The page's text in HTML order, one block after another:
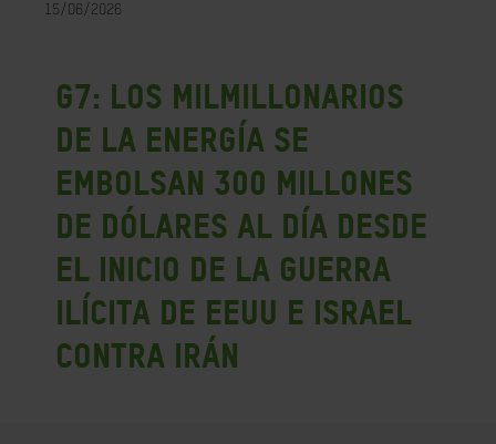
15/06/2026
G7: Los milmillonarios
de la energía se
embolsan 300 millones
de dólares al día desde
el inicio de la guerra
ilícita de EEUU e Israel
contra Irán